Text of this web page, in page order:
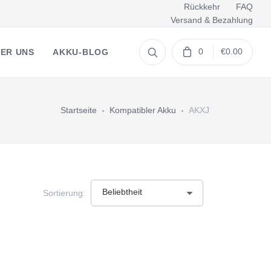
Rückkehr
FAQ
Versand & Bezahlung
UNS AKKU-BLOG 0 €0.00
Startseite Kompatibler Akku AKXJ
Sortierung: